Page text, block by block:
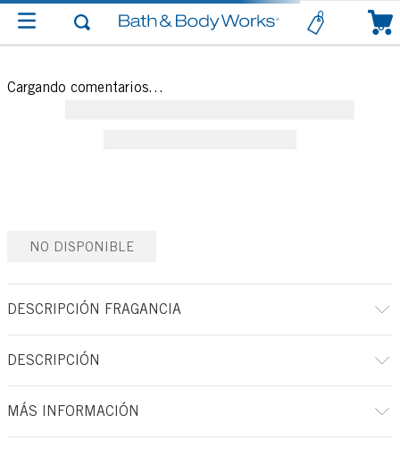
0
Cargando comentarios…
NO DISPONIBLE
DESCRIPCIÓN FRAGANCIA
DESCRIPCIÓN
MÁS INFORMACIÓN